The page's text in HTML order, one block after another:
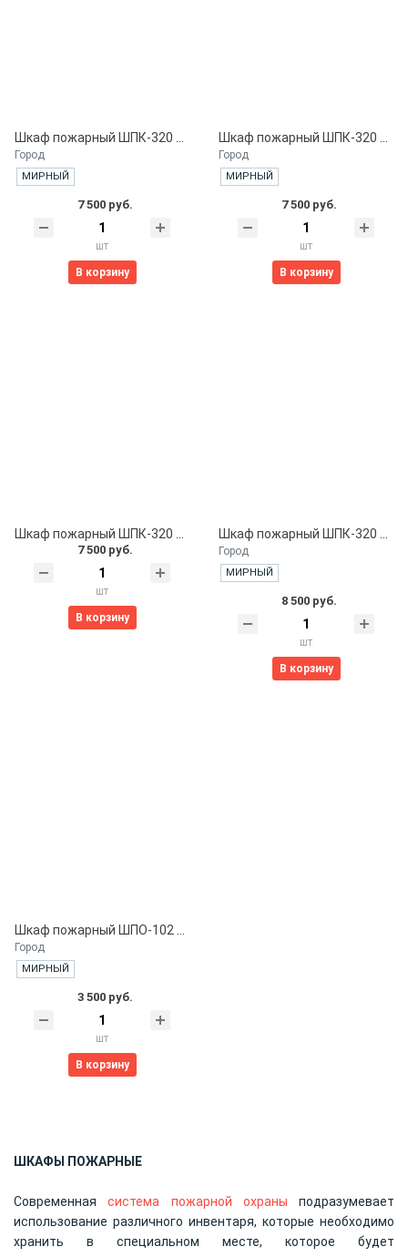
Шкаф пожарный ШПК-320 НЗБ. навесной закрытый белый
Город
МИРНЫЙ
7 500 руб.
шт
В корзину
Шкаф пожарный ШПК-320 НЗК. навесной закрытый красный
Город
МИРНЫЙ
7 500 руб.
шт
В корзину
7 500 руб.
шт
В корзину
Город
МИРНЫЙ
8 500 руб.
шт
В корзину
Город
МИРНЫЙ
3 500 руб.
шт
В корзину
ШКАФЫ ПОЖАРНЫЕ
Современнаясистема пожарной охраны подразумевает
использование различного инвентаря, которые необходимо
хранить в специальном месте, которое будет